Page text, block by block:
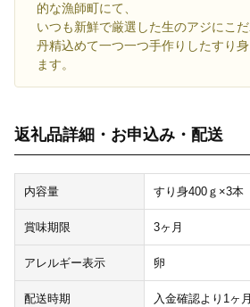
的な漁師町にて、
いつも新鮮で厳選した生のアジにこだ
丹精込めて一つ一つ手作りしたすり
ます。
返礼品詳細・お申込み・配送
内容量 すり身400ｇ×3
賞味期限 3ヶ月
アレルギー表示 卵
配送時期
入金確認より1ヶ